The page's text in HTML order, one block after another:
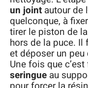
un joint autour de
quelconque, à
tirer le piston de
hors de la puce. Il
et déposer un
Une fois que
seringue au